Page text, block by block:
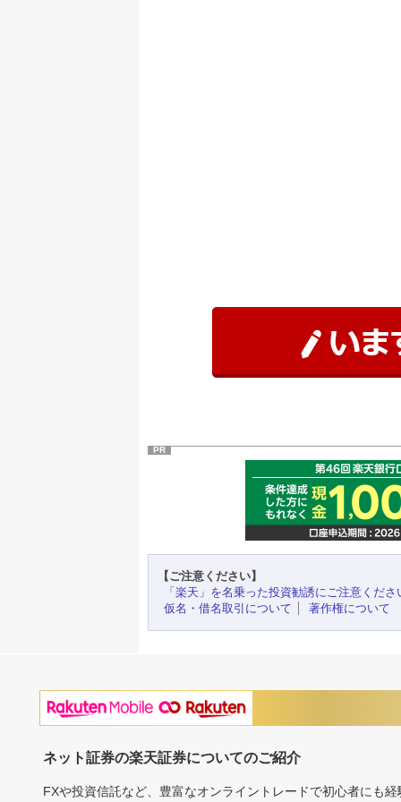
PR
【ご注意ください】
「楽天」を名乗った投資勧誘にご注意くださ
仮名・借名取引について
著作権について
ネット証券の楽天証券についてのご紹介
FXや投資信託など、豊富なオンライントレードで初心者にも